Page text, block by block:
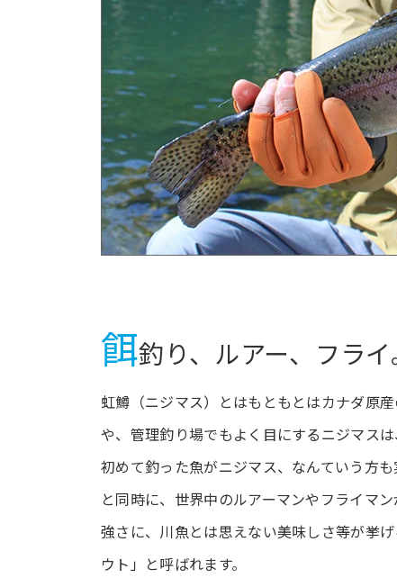
餌釣り、ルアー、フラ
虹鱒（ニジマス）とはもともとはカナダ原
や、管理釣り場でもよく目にするニジマス
初めて釣った魚がニジマス、なんていう方
と同時に、世界中のルアーマンやフライマ
強さに、川魚とは思えない美味しさ等が挙
ウト」と呼ばれます。